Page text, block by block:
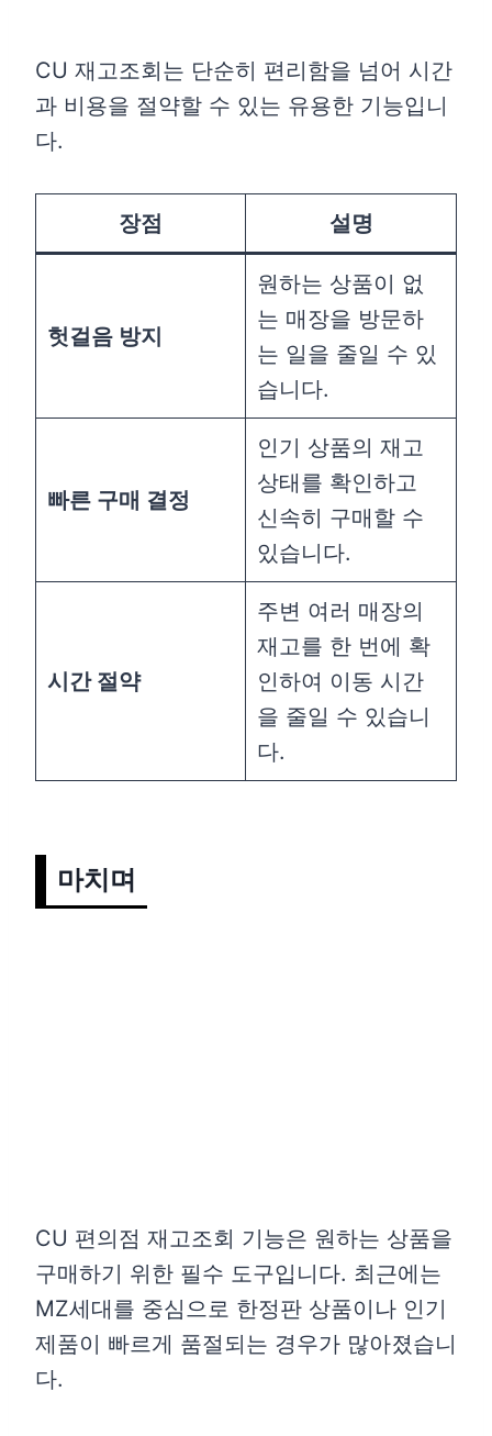
CU 재고조회는 단순히 편리함을 넘어 시간
과 비용을 절약할 수 있는 유용한 기능입니
다.
장점 설명
헛걸음 방지
원하는 상품이 없
는 매장을 방문하
는 일을 줄일 수 있
습니다.
빠른 구매 결정
인기 상품의 재고
상태를 확인하고
신속히 구매할 수
있습니다.
시간 절약
주변 여러 매장의
재고를 한 번에 확
인하여 이동 시간
을 줄일 수 있습니
다.
마치며
CU 편의점 재고조회 기능은 원하는 상품을
구매하기 위한 필수 도구입니다. 최근에는
MZ세대를 중심으로 한정판 상품이나 인기
제품이 빠르게 품절되는 경우가 많아졌습니
다.